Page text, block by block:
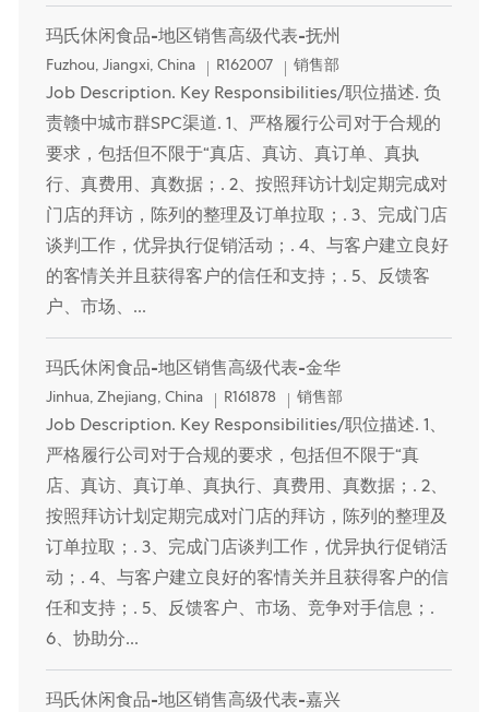
玛氏休闲食品-地区销售高级代表-抚州
Location
Fuzhou, Jiangxi, China R162007 Category
销售部
Job Description. Key Responsibilities/职位描述. 负
责赣中城市群SPC渠道. 1、严格履行公司对于合规的
要求，包括但不限于“真店、真访、真订单、真执
行、真费用、真数据；. 2、按照拜访计划定期完成对
门店的拜访，陈列的整理及订单拉取；. 3、完成门店
谈判工作，优异执行促销活动；. 4、与客户建立良好
的客情关并且获得客户的信任和支持；. 5、反馈客
户、市场、...
玛氏休闲食品-地区销售高级代表-金华
Location
Jinhua, Zhejiang, China R161878 Category
销售部
Job Description. Key Responsibilities/职位描述. 1、
严格履行公司对于合规的要求，包括但不限于“真
店、真访、真订单、真执行、真费用、真数据；. 2、
按照拜访计划定期完成对门店的拜访，陈列的整理及
订单拉取；. 3、完成门店谈判工作，优异执行促销活
动；. 4、与客户建立良好的客情关并且获得客户的信
任和支持；. 5、反馈客户、市场、竞争对手信息；.
6、协助分...
玛氏休闲食品-地区销售高级代表-嘉兴